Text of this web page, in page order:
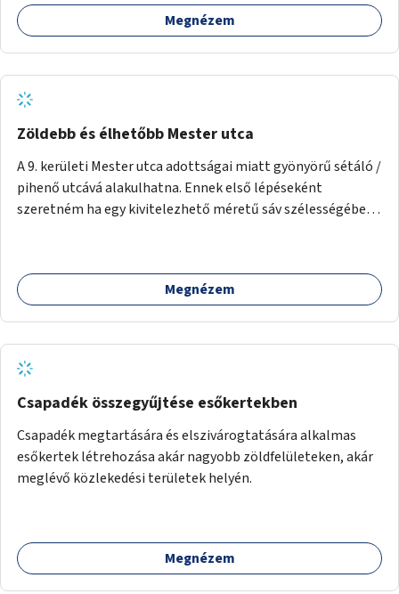
Megnézem
Zöldebb és élhetőbb Mester utca
A 9. kerületi Mester utca adottságai miatt gyönyörű sétáló /
pihenő utcává alakulhatna. Ennek első lépéseként
szeretném ha egy kivitelezhető méretű sáv szélességében
platán fák között. A lakók, boltok és vendéglátó helyek
együttműködését kérnénk abban, hogy ez a zöld sáv ne
addig, amíg komolyabb forgalomcsillapítások és zöldítések
nem létesülnek a Mester utcában.
Megnézem
Csapadék összegyűjtése esőkertekben
Csapadék megtartására és elszivárogtatására alkalmas
esőkertek létrehozása akár nagyobb zöldfelületeken, akár
meglévő közlekedési területek helyén.
Megnézem